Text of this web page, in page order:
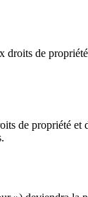
droits de
de propriété